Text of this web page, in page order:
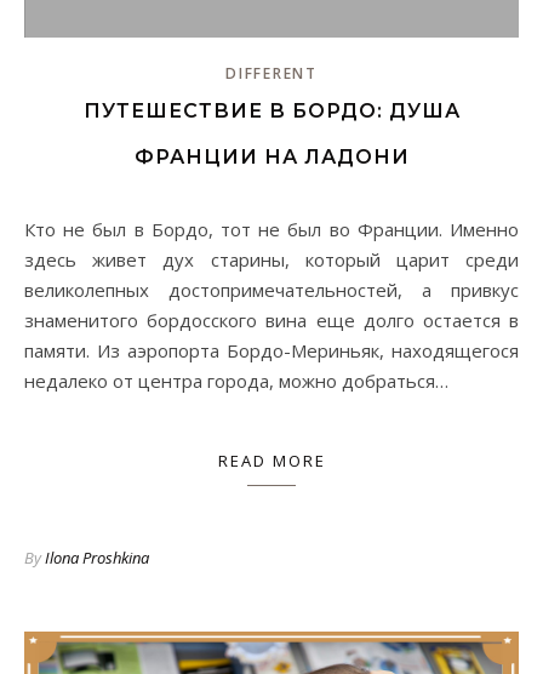
DIFFERENT
ПУТЕШЕСТВИЕ В БОРДО: ДУША
ФРАНЦИИ НА ЛАДОНИ
Кто не был в Бордо, тот не был во Франции. Именно
здесь живет дух старины, который царит среди
великолепных достопримечательностей, а привкус
знаменитого бордосского вина еще долго остается в
памяти. Из аэропорта Бордо-Мериньяк, находящегося
недалеко от центра города, можно добраться…
READ MORE
ByIlona Proshkina